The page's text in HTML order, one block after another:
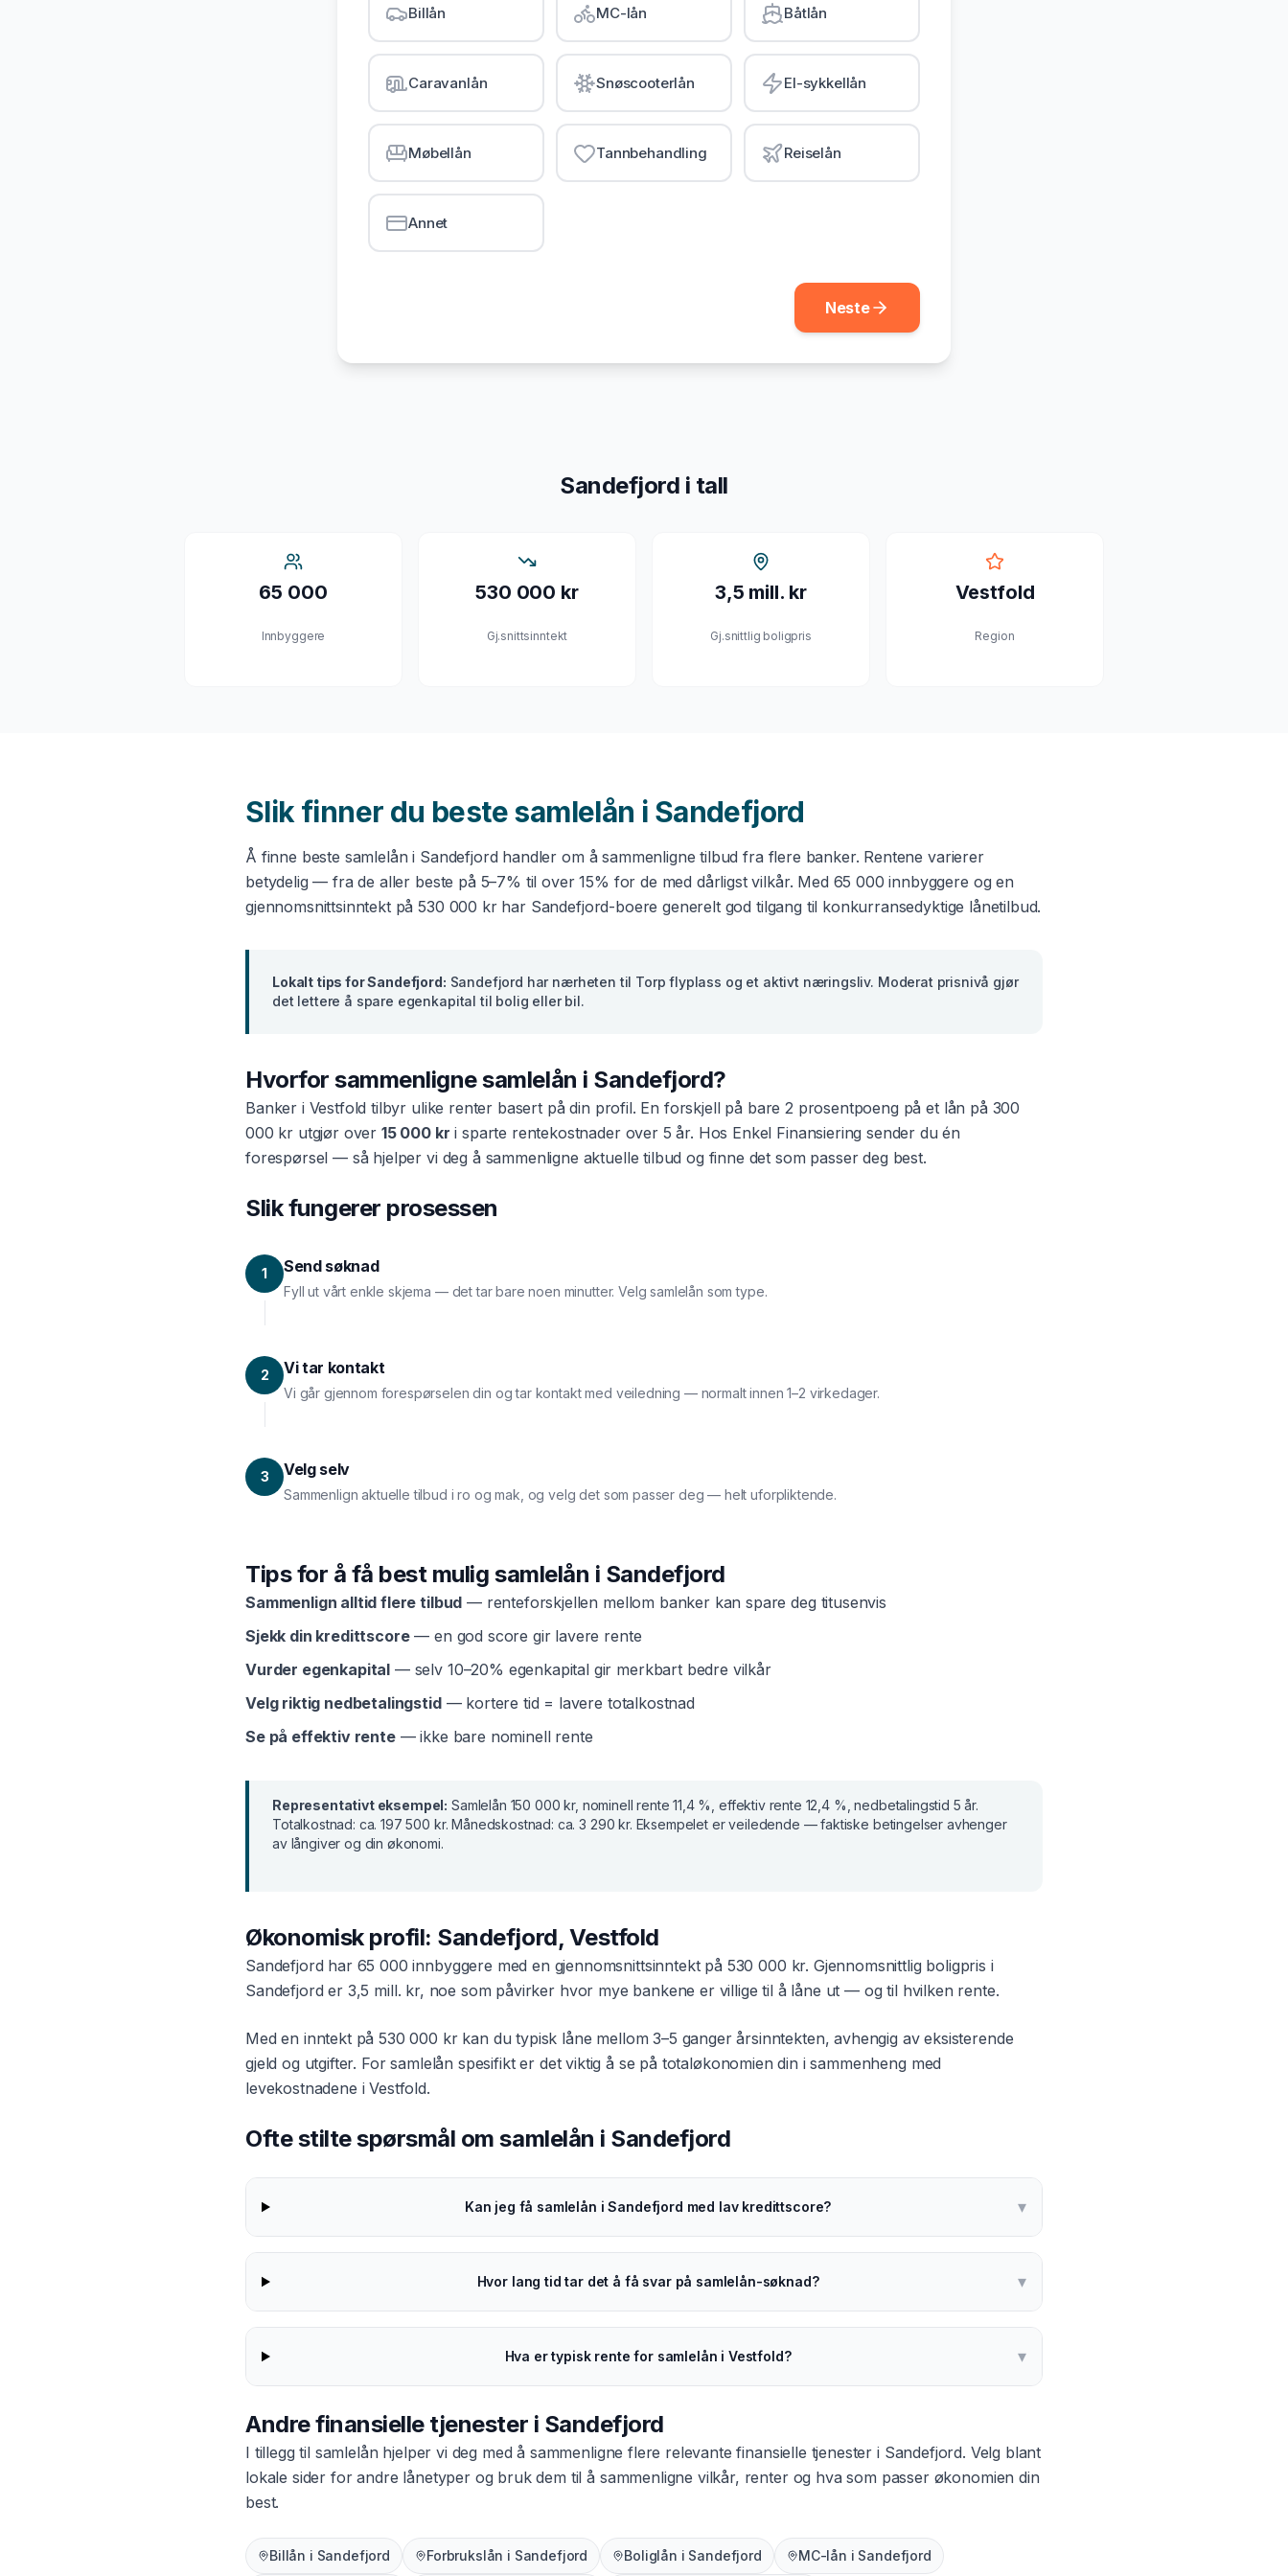
Billån MC-lån Båtlån
Caravanlån Snøscooterlån El-sykkellån
Møbellån Tannbehandling Reiselån
Annet
Neste
Sandefjord i tall
65 000
Innbyggere
530 000 kr
Gj.snittsinntekt
3,5 mill. kr
Gj.snittlig boligpris
Vestfold
Region
Slik finner du bestesamlelån i Sandefjord
Å finne beste samlelån i Sandefjord handler om å sammenligne tilbud fra flere banker. Rentene varierer
betydelig — fra de aller beste på 5–7% til over 15% for de med dårligst vilkår. Med 65 000 innbyggere og en
gjennomsnittsinntekt på530 000 krhar Sandefjord-boere generelt god tilgang til konkurransedyktige lånetilbud.
Lokalt tips forSandefjord: Sandefjord har nærheten til Torp flyplass og et aktivt næringsliv. Moderat prisnivå gjør
det lettere å spare egenkapital til bolig eller bil.
Hvorfor sammenlignesamlelån i Sandefjord?
Banker i Vestfold tilbyr ulike renter basert på din profil. En forskjell på bare 2 prosentpoeng på et lån på 300
000 kr utgjør over 15 000 kr i sparte rentekostnader over 5 år. Hos Enkel Finansiering sender du én
forespørsel — så hjelper vi deg å sammenligne aktuelle tilbud og finne det som passer deg best.
Slik fungerer prosessen
1 Send søknad
Fyll ut vårt enkle skjema — det tar bare noen minutter. Velg samlelån som type.
2 Vi tar kontakt
Vi går gjennom forespørselen din og tar kontakt med veiledning — normalt innen 1–2 virkedager.
3 Velg selv
Sammenlign aktuelle tilbud i ro og mak, og velg det som passer deg — helt uforpliktende.
Tips for å få best muligsamlelån i Sandefjord
Sammenlign alltid flere tilbud — renteforskjellen mellom banker kan spare deg titusenvis
Sjekk din kredittscore— en god score gir lavere rente
Vurder egenkapital — selv 10–20% egenkapital gir merkbart bedre vilkår
Velg riktig nedbetalingstid— kortere tid = lavere totalkostnad
Se på effektiv rente— ikke bare nominell rente
Representativt eksempel: Samlelån 150 000 kr, nominell rente11,4 % , effektiv rente 12,4 % , nedbetalingstid 5 år.
Totalkostnad: ca. 197 500 kr. Månedskostnad: ca. 3 290 kr. Eksempelet er veiledende — faktiske betingelser avhenger
av långiver og din økonomi.
Økonomisk profil: Sandefjord, Vestfold
Sandefjord har 65 000 innbyggere med en gjennomsnittsinntekt på 530 000 kr. Gjennomsnittlig boligpris i
Sandefjord er 3,5 mill. kr, noe som påvirker hvor mye bankene er villige til å låne ut — og til hvilken rente.
Med en inntekt på530 000 krkan du typisk låne mellom 3–5 ganger årsinntekten, avhengig av eksisterende
gjeld og utgifter. Forsamlelån spesifikt er det viktig å se på totaløkonomien din i sammenheng med
levekostnadene iVestfold.
Ofte stilte spørsmål omsamlelån i Sandefjord
Kan jeg få samlelån i Sandefjord med lav kredittscore? ▾
Hvor lang tid tar det å få svar på samlelån-søknad? ▾
Hva er typisk rente for samlelån i Vestfold? ▾
Andre finansielle tjenester i Sandefjord
I tillegg til samlelån hjelper vi deg med å sammenligne flere relevante finansielle tjenester i Sandefjord. Velg blant
lokale sider for andre lånetyper og bruk dem til å sammenligne vilkår, renter og hva som passer økonomien din
best.
Billån i Sandefjord Forbrukslån i Sandefjord Boliglån i Sandefjord MC-lån i Sandefjord